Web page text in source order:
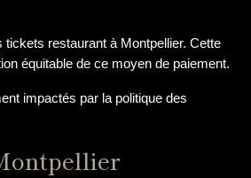
restaurant à Montpellier. Cette
équitable de ce moyen de paiement.
impactés par la politique des